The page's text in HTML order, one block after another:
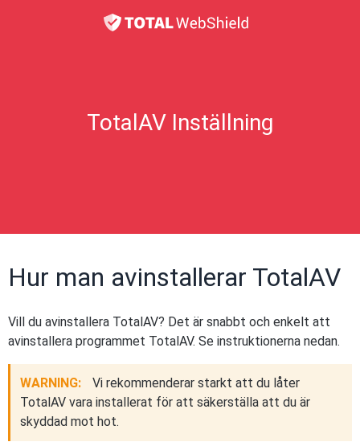
TotalAV Inställning
Hur man avinstallerar TotalAV
Vill du avinstallera TotalAV? Det är snabbt och enkelt att
avinstallera programmet TotalAV. Se instruktionerna nedan.
WARNING:
Vi rekommenderar starkt att du låter
TotalAV vara installerat för att säkerställa att du är
skyddad mot hot.